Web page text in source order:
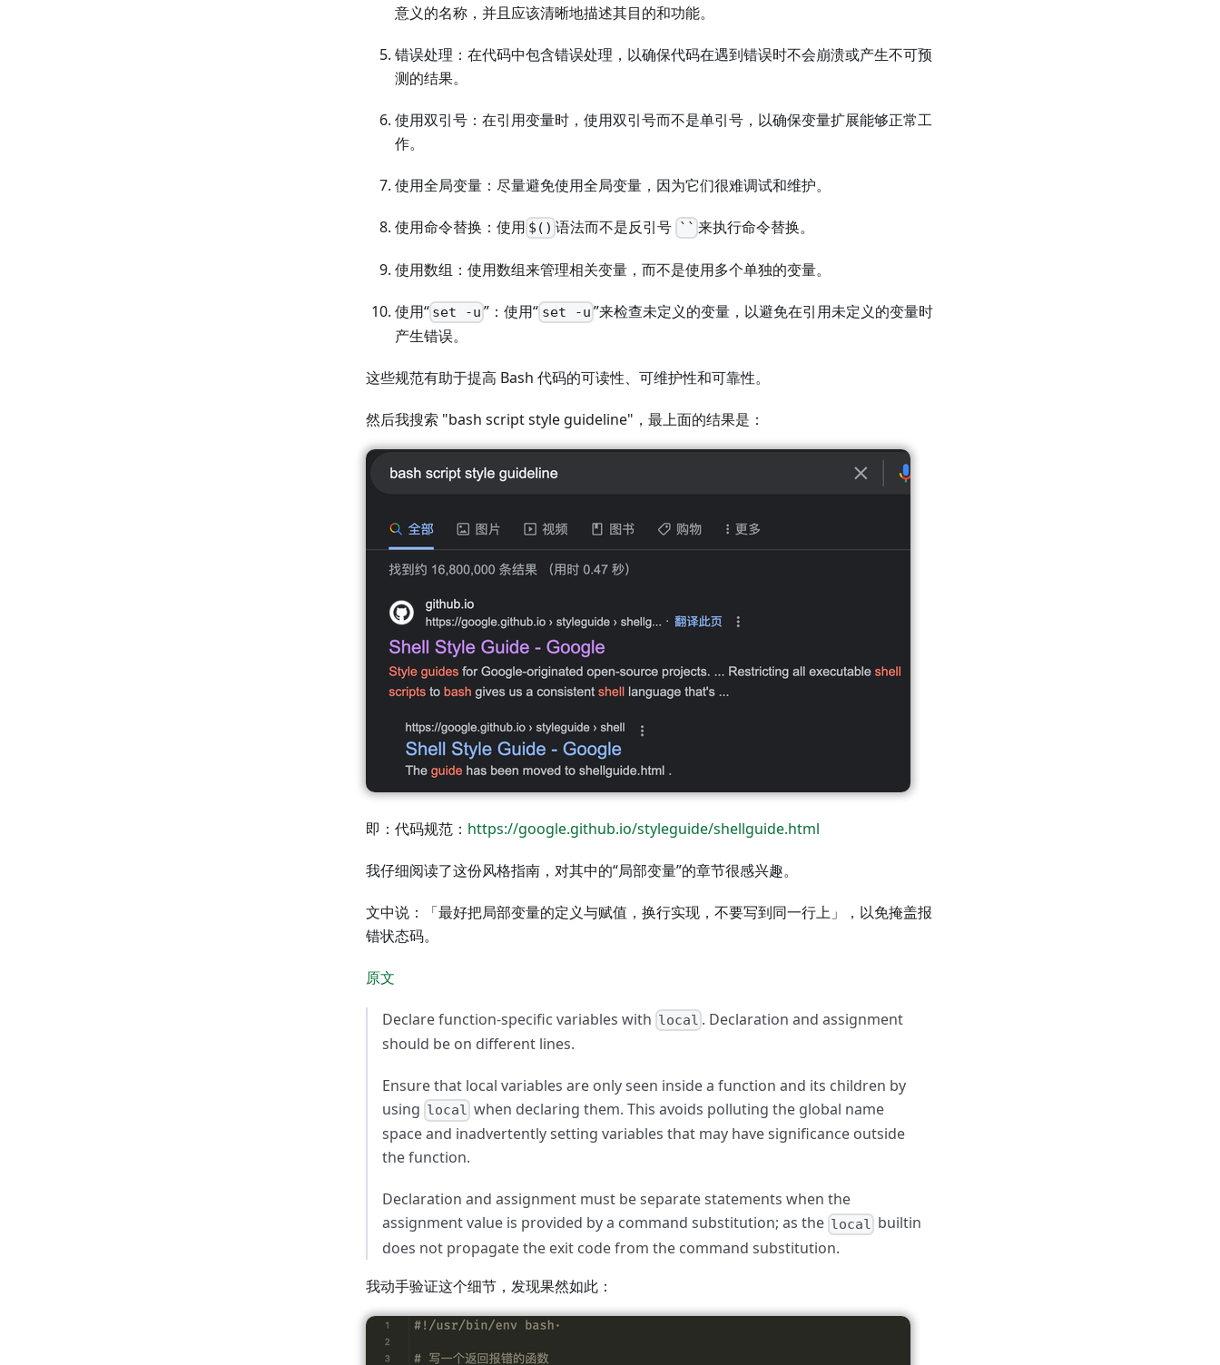
意义的名称，并且应该清晰地描述其目的和功能。
错误处理：在代码中包含错误处理，以确保代码在遇到错误时不会崩溃或产生不可预
测的结果。
使用双引号：在引用变量时，使用双引号而不是单引号，以确保变量扩展能够正常工
作。
使用全局变量：尽量避免使用全局变量，因为它们很难调试和维护。
使用命令替换：使用 $() 语法而不是反引号 `` 来执行命令替换。
使用数组：使用数组来管理相关变量，而不是使用多个单独的变量。
使用“ set -u ”：使用“ set -u ”来检查未定义的变量，以避免在引用未定义的变量时
产生错误。
这些规范有助于提高 Bash 代码的可读性、可维护性和可靠性。
然后我搜索 "bash script style guideline"，最上面的结果是：
即：代码规范： https://google.github.io/styleguide/shellguide.html
我仔细阅读了这份风格指南，对其中的“局部变量”的章节很感兴趣。
文中说：「最好把局部变量的定义与赋值，换行实现，不要写到同一行上」，以免掩盖报
错状态码。
原文
Declare function-specific variables with local . Declaration and assignment
should be on different lines.
Ensure that local variables are only seen inside a function and its children by
using local when declaring them. This avoids polluting the global name
space and inadvertently setting variables that may have significance outside
the function.
Declaration and assignment must be separate statements when the
assignment value is provided by a command substitution; as the local builtin
does not propagate the exit code from the command substitution.
我动手验证这个细节，发现果然如此：